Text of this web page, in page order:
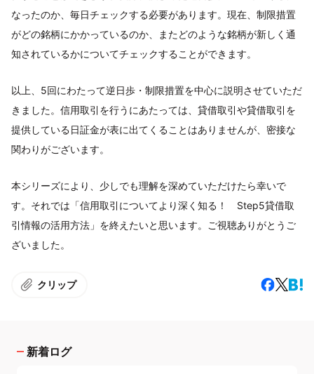
なったのか、毎日チェックする必要があります。現在、制限措置
がどの銘柄にかかっているのか、またどのような銘柄が新しく通
知されているかについてチェックすることができます。
以上、5回にわたって逆日歩・制限措置を中心に説明させていただ
きました。信用取引を行うにあたっては、貸借取引や貸借取引を
提供している日証金が表に出てくることはありませんが、密接な
関わりがございます。
本シリーズにより、少しでも理解を深めていただけたら幸いで
す。それでは「信用取引についてより深く知る！ Step5貸借取
引情報の活用方法」を終えたいと思います。ご視聴ありがとうご
ざいました。
クリップ
新着ログ